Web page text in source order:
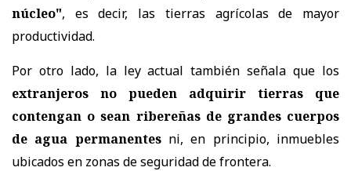
núcleo", es decir, las tierras agrícolas de mayor
productividad.
Por otro lado, la ley actual también señala que los
extranjeros no pueden adquirir tierras que
contengan o sean ribereñas de grandes cuerpos
de agua permanentesni, en principio, inmuebles
ubicados en zonas de seguridad de frontera.